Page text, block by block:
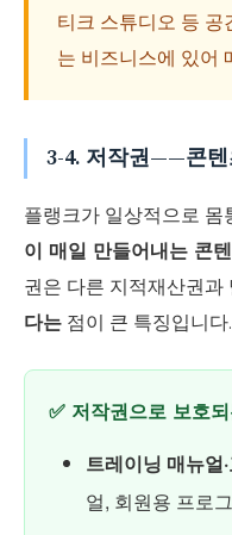
티크 스튜디오 등 공
는 비즈니스에 있어
3-4. 저작권——콘텐
플랭크가 일상적으로 몸
이 매일 만들어내는 콘
권은 다른 지적재산권과
다는 점이 큰 특징입니다.
✅ 저작권으로 보호
트레이닝 매뉴얼
얼, 회원용 프로